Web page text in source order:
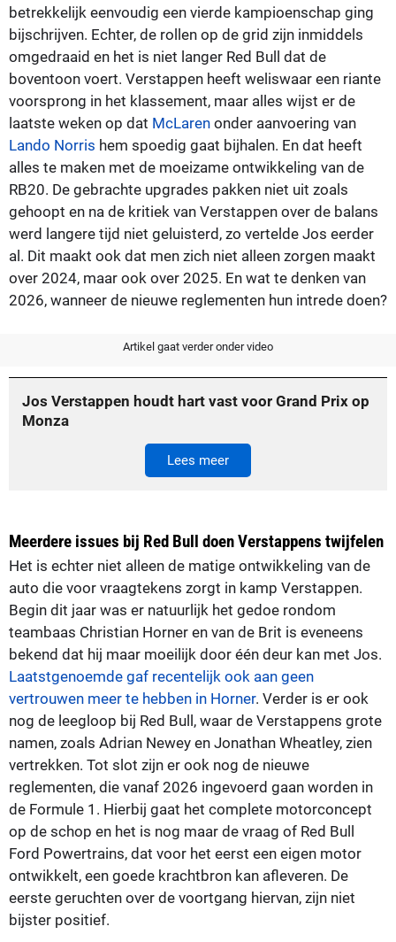
betrekkelijk eenvoudig een vierde kampioenschap ging
bijschrijven. Echter, de rollen op de grid zijn inmiddels
omgedraaid en het is niet langer Red Bull dat de
boventoon voert. Verstappen heeft weliswaar een riante
voorsprong in het klassement, maar alles wijst er de
laatste weken op dat McLaren onder aanvoering van
Lando Norris hem spoedig gaat bijhalen. En dat heeft
alles te maken met de moeizame ontwikkeling van de
RB20. De gebrachte upgrades pakken niet uit zoals
gehoopt en na de kritiek van Verstappen over de balans
werd langere tijd niet geluisterd, zo vertelde Jos eerder
al. Dit maakt ook dat men zich niet alleen zorgen maakt
over 2024, maar ook over 2025. En wat te denken van
2026, wanneer de nieuwe reglementen hun intrede doen?
Artikel gaat verder onder video
Jos Verstappen houdt hart vast voor Grand Prix op
Monza
Lees meer
Meerdere issues bij Red Bull doen Verstappens twijfelen
Het is echter niet alleen de matige ontwikkeling van de
auto die voor vraagtekens zorgt in kamp Verstappen.
Begin dit jaar was er natuurlijk het gedoe rondom
teambaas Christian Horner en van de Brit is eveneens
bekend dat hij maar moeilijk door één deur kan met Jos.
Laatstgenoemde gaf recentelijk ook aan geen
vertrouwen meer te hebben in Horner. Verder is er ook
nog de leegloop bij Red Bull, waar de Verstappens grote
namen, zoals Adrian Newey en Jonathan Wheatley, zien
vertrekken. Tot slot zijn er ook nog de nieuwe
reglementen, die vanaf 2026 ingevoerd gaan worden in
de Formule 1. Hierbij gaat het complete motorconcept
op de schop en het is nog maar de vraag of Red Bull
Ford Powertrains, dat voor het eerst een eigen motor
ontwikkelt, een goede krachtbron kan afleveren. De
eerste geruchten over de voortgang hiervan, zijn niet
bijster positief.